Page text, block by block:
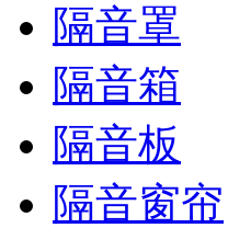
隔音罩
隔音箱
隔音板
隔音窗帘